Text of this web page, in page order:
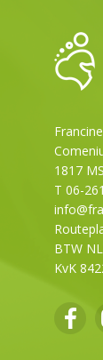
1817
T 06-
BTW
KvK